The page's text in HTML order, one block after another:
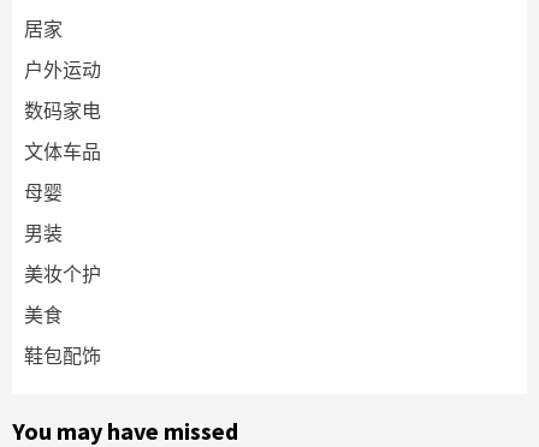
居家
户外运动
数码家电
文体车品
母婴
男装
美妆个护
美食
鞋包配饰
You may have missed